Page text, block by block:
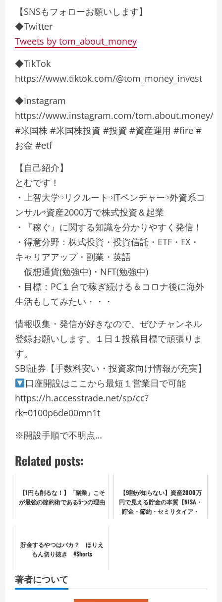
【SNSもフォローお願いします】
◆Twitter
Tweets by tom_about_money
◆TikTok
https://www.tiktok.com/@tom_money_invest
◆Instagram
https://www.instagram.com/tom.about.money/
#米国株 #米国株投資 #投資 #資産運用 #fire #
お金 #etf
【自己紹介】
とむです！
・上智大学⇨リクルート⇨ITベンチャー⇨外資系コ
ンサル⇨資産2000万で株式投資＆起業
・『稼ぐ』に関する知識を分かりやすく発信！
・得意分野：株式投資・投資信託・ETF・FX・
キャリアアップ・副業・英語
仮想通貨(勉強中)・NFT(勉強中)
・目標：PC１台で稼ぎ続ける＆コロナ後に海外
生活もしてみたい・・・
情報収集・発信が好きなので、ぜひチャンネル
登録お願いします。１日１投稿目標で頑張りま
す。
SBI証券【手数料安い・投資家向け情報が充実】
口座開設はここから最短１営業日で可能
https://h.accesstrade.net/sp/cc?
rk=0100p6de00mn1t
※開設手順で不明点…
Related posts:
【1円も削るな！】「副業」こそ
が最強の節約術である5つの理由
【9割が知らない】資産2000万
円で見える貯金の本質【NISA・
貯金・節約・セミリタイア・
貯金するやつはバカ？ ほりえ
もん切り抜き #Shorts
著者について